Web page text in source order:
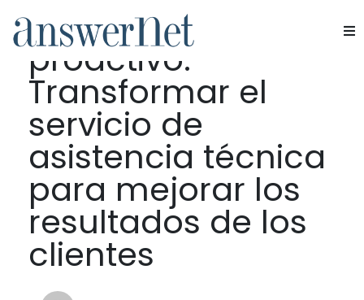
Servicios
Industrias
Recursos
Quiénes somos
De reactivo a
proactivo:
Transformar el
servicio de
asistencia técnica
para mejorar los
resultados de los
clientes